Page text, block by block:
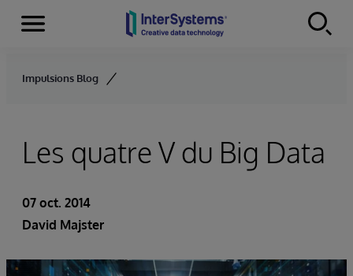
Skip to content
Menu
Impulsions Blog
Les quatre V du Big Data
07 oct. 2014
David Majster